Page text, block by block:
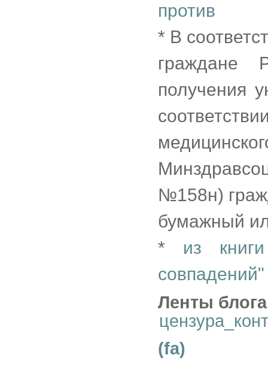
против
* В
граждане
получения
№158н)
бумажный
* из
совпадений"
Ленты
(fa)